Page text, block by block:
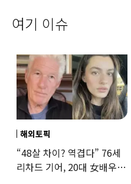
여기 이슈
해외토픽
“48살 차이? 역겹다” 76세
리차드 기어, 20대 女배우와